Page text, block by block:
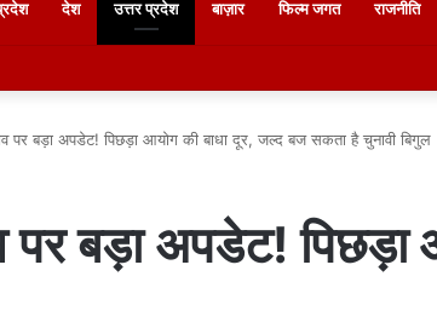
देश उत्तर प्रदेश बाज़ार फिल्म जगत राजनीति
पर बड़ा अपडेट! पिछड़ा आयोग की बाधा दूर, जल्द बज सकता है चुनावी बिगुल
पर बड़ा अपडेट!